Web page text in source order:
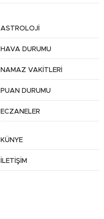
ASTROLOJİ
HAVA DURUMU
NAMAZ VAKİTLERİ
PUAN DURUMU
ECZANELER
KÜNYE
İLETİŞİM